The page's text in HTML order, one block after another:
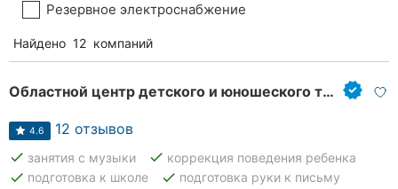
Резервное электроснабжение
Найдено 12 компаний
Областной центр детского и юношеского творчества
4.6 12 отзывов
done занятия с музыки done коррекция поведения ребенка
done подготовка к школе done подготовка руки к письму